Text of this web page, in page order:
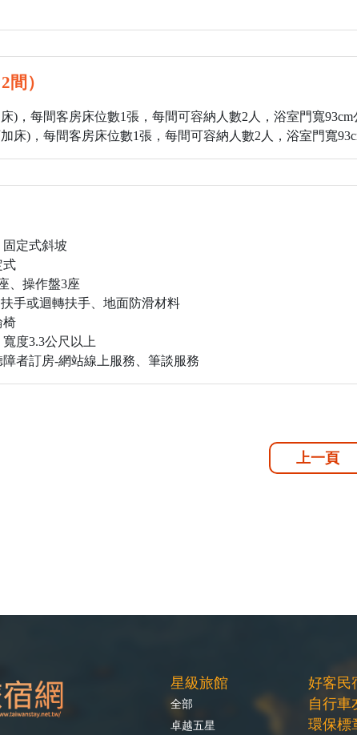
）
)，每間客房床位數1張，每間可容納人數2人，浴室門寬93cm
床)，每間客房床位數1張，每間可容納人數2人，浴室門寬
定式斜坡
式
、操作盤3座
手或迴轉扶手、地面防滑材料
椅
度3.3公尺以上
者訂房-網站線上服務、筆談服務
上一頁
星級旅館
全部
卓越五星
好客民
自行車
環保標